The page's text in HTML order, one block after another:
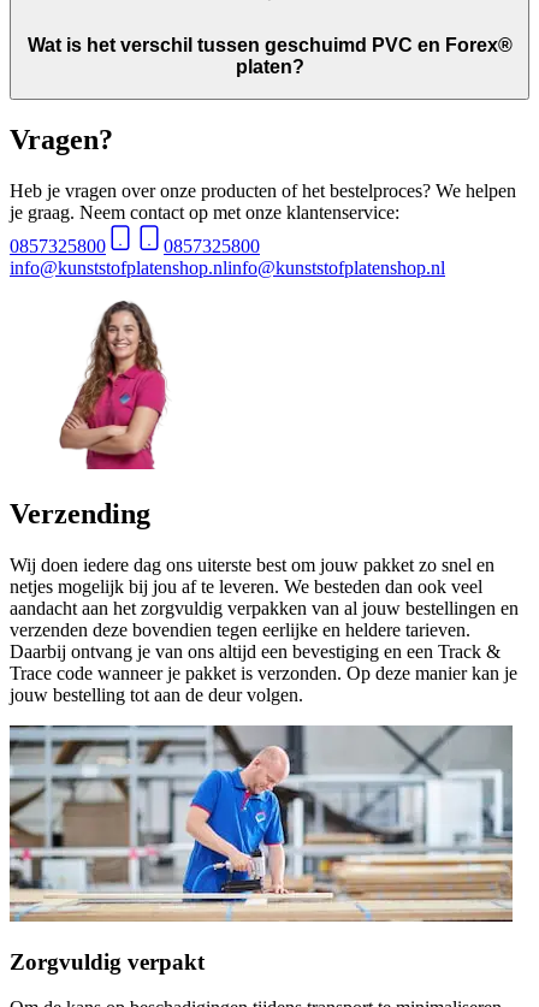
Wat is het verschil tussen geschuimd PVC en Forex®
platen?
Vragen?
Heb je vragen over onze producten of het bestelproces? We helpen
je graag. Neem contact op met onze klantenservice:
0857325800
0857325800
info@kunststofplatenshop.nlinfo@kunststofplatenshop.nl
Verzending
Wij doen iedere dag ons uiterste best om jouw pakket zo snel en
netjes mogelijk bij jou af te leveren. We besteden dan ook veel
aandacht aan het zorgvuldig verpakken van al jouw bestellingen en
verzenden deze bovendien tegen eerlijke en heldere tarieven.
Daarbij ontvang je van ons altijd een bevestiging en een Track &
Trace code wanneer je pakket is verzonden. Op deze manier kan je
jouw bestelling tot aan de deur volgen.
Zorgvuldig verpakt